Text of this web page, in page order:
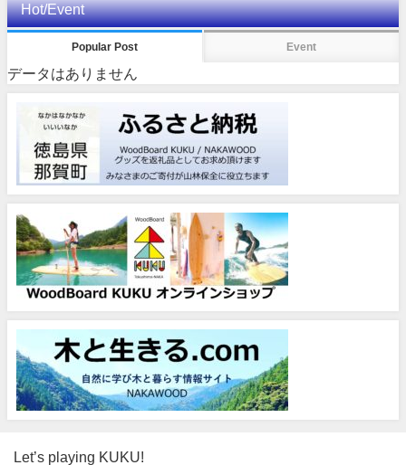
Hot/Event
Popular Post Event
データはありません
Let’s playing KUKU!